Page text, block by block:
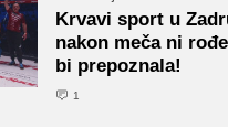
Krvavi sport u
nakon meča ni
bi prepoznala!
1